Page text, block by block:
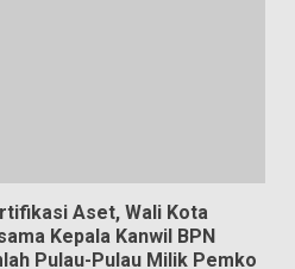
Aset, Wali Kota
Kepala Kanwil BPN
Pulau-Pulau Milik Pemko